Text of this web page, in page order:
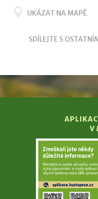
UKÁZAT NA MAPĚ
SDÍLEJTE S
V